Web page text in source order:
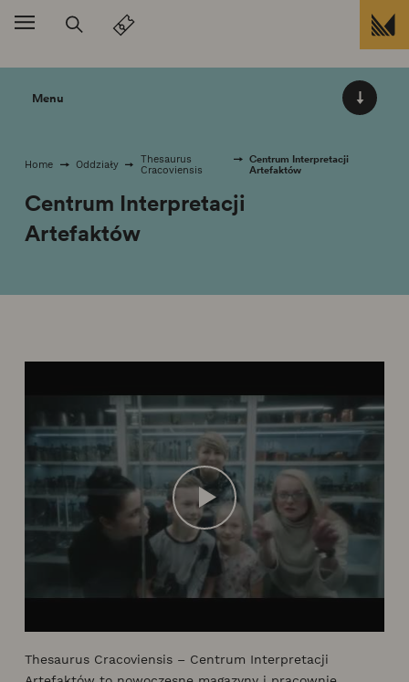
Przejdź do treści
Menu
Home Oddziały
Thesaurus
Cracoviensis
Centrum Interpretacji
Artefaktów
Centrum Interpretacji
Artefaktów
Thesaurus Cracoviensis – Centrum Interpretacji